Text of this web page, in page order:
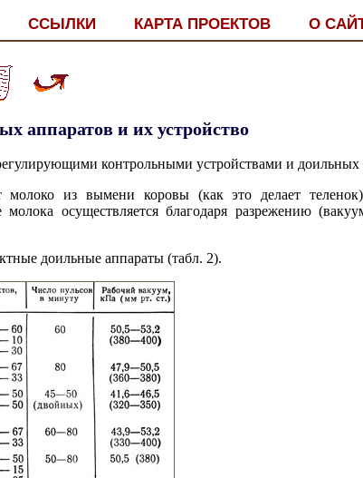
ССЫЛКИ КАРТА ПРОЕКТОВ О
аппаратов и их устройство
контрольными устройствами и доильных
молоко из вымени коровы (как это делает
осуществляется благодаря разрежению
доильные аппараты (табл. 2).